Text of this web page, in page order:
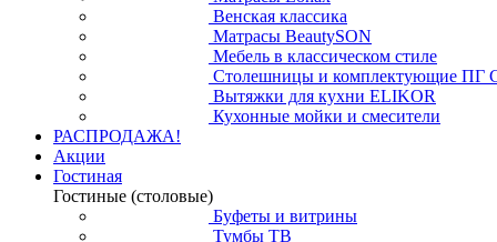
Венская классика
Матрасы BeautySON
Мебель в классическом стиле
Столешницы и комплектующие ПГ
Вытяжки для кухни ELIKOR
Кухонные мойки и смесители
РАСПРОДАЖА!
Акции
Гостиная
Гостиные (столовые)
Буфеты и витрины
Тумбы ТВ